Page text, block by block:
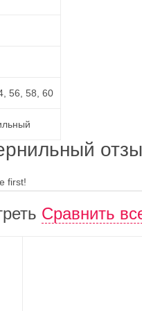
56, 58, 60
first!
Сравнить